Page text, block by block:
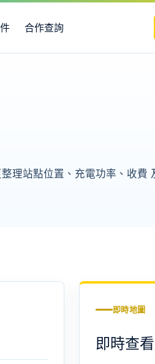
合作查詢
理站點位置、充電功率、收費
即時地圖
即時查